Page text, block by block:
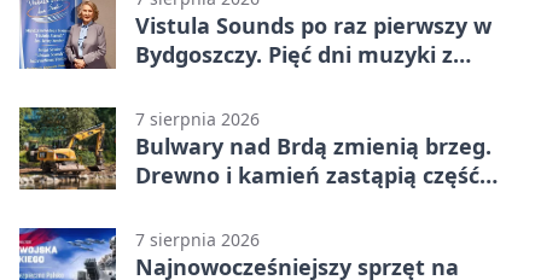
Vistula Sounds po raz pierwszy w
Bydgoszczy. Pięć dni muzyki z
7 sierpnia 2026
Bulwary nad Brdą zmienią brzeg.
Drewno i kamień zastąpią część
7 sierpnia 2026
Najnowocześniejszy sprzęt na